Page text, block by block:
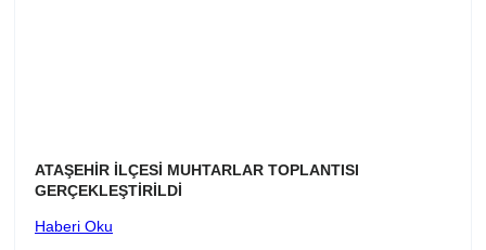
ATAŞEHİR İLÇESİ MUHTARLAR TOPLANTISI
GERÇEKLEŞTİRİLDİ
Haberi Oku